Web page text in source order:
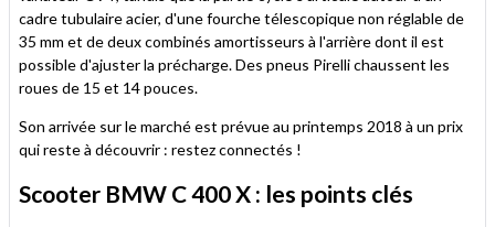
cadre tubulaire acier, d'une fourche télescopique non réglable de
35 mm et de deux combinés amortisseurs à l'arrière dont il est
possible d'ajuster la précharge. Des pneus Pirelli chaussent les
roues de 15 et 14 pouces.
Son arrivée sur le marché est prévue au printemps 2018 à un prix
qui reste à découvrir : restez connectés !
Scooter BMW C 400 X : les points clés